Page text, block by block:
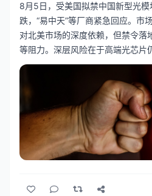
8月5日，受美国拟禁中国新型光
跌，“易中天”等厂商紧急回应。市
对北美市场的深度依赖，但禁令落
等阻力。深层风险在于高端光芯片
点。